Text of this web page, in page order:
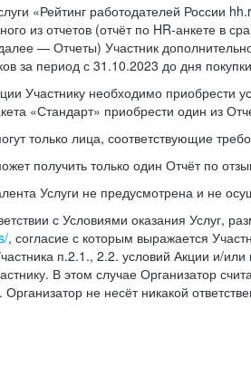
«Рейтинг работодателей России
из отчетов (отчёт по HR-анкете в
— Отчеты) Участник
за период с 31.10.2023 до дня
Участнику необходимо приобрести
«Стандарт» приобрести один из
только лица, соответствующие
получить только один Отчёт по
Услуги не предусмотрена и не
с Условиями оказания Услуг,
, согласие с которым выражается
п.2.1., 2.2. условий Акции и/
В этом случае Организатор
не несёт никакой